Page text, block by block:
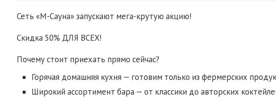
Сеть «М-Сауна» запускают мега-крутую акцию!
Скидка 50% ДЛЯ ВСЕХ!
Почему стоит приехать прямо сейчас?
Горячая домашняя кухня — готовим только из фермерских
Широкий ассортимент бара — от классики до авторских